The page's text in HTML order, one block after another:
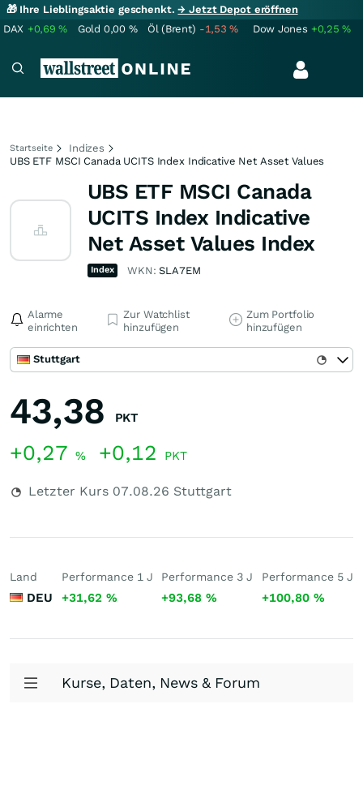
🎁 Ihre Lieblingsaktie geschenkt.→ Jetzt Depot eröffnen
DAX +0,69% Gold 0,00 % Öl (Brent) -1,53% Dow Jones +0,25%
Startseite
Indizes
UBS ETF MSCI Canada UCITS Index Indicative Net Asset Values
UBS ETF MSCI Canada
UCITS Index Indicative
Net Asset Values Index
Index WKN:SLA7EM
Alarme
einrichten
Zur Watchlist
hinzufügen
Zum Portfolio
hinzufügen
Stuttgart
43,38 PKT
+0,27 % +0,12 PKT
Letzter Kurs 07.08.26 Stuttgart
Land
DEU
Performance 1 J
+31,62 %
Performance 3 J
+93,68%
Performance 5 J
+100,80 %
Kurse, Daten, News & Forum